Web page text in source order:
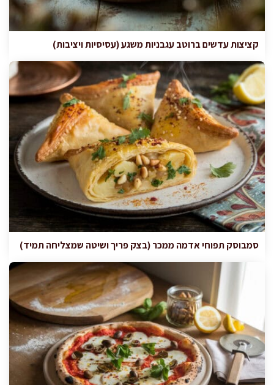
קציצות עדשים ברוטב עגבניות משגע (עסיסיות ויציבות)
סמבוסק תפוחי אדמה ממכר (בצק פריך ושיטה שמצליחה תמיד)